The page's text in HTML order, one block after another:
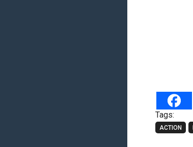
Tags:
ACTION